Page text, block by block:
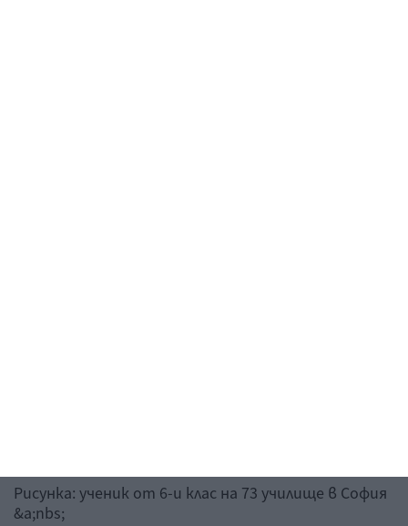
Рисунка: ученик от 6-и клас на 73 училище в София
&a;nbs;